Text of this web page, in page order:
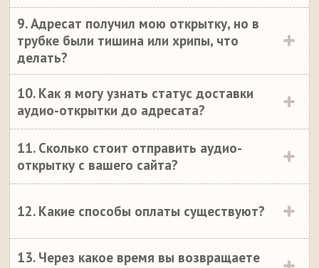
9. Адресат получил мою открытку, но в
трубке были тишина или хрипы, что
делать?
10. Как я могу узнать статус доставки
аудио-открытки до адресата?
11. Сколько стоит отправить аудио-
открытку с вашего сайта?
12. Какие способы оплаты существуют?
13. Через какое время вы возвращаете